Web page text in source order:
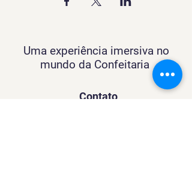
Uma experiência imersiva no
mundo da Confeitaria
Contato